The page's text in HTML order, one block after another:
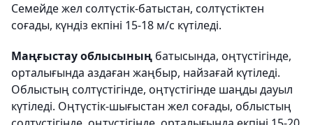
Семейде жел солтүстік-батыстан, солтүстіктен
соғады, күндіз екпіні 15-18 м/с күтіледі.
Маңғыстау облысының батысында, оңтүстігінде,
орталығында аздаған жаңбыр, найзағай күтіледі.
Облыстың солтүстігінде, оңтүстігінде шаңды дауыл
күтіледі. Оңтүстік-шығыстан жел соғады, облыстың